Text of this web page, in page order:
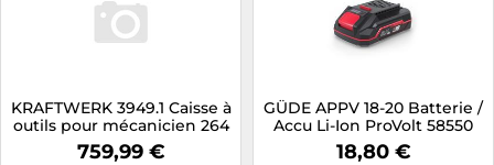
KRAFTWERK 3949.1 Caisse à
outils pour mécanicien 264
outils
759,99 €
GÜDE APPV 18-20 Batterie /
Accu Li-Ion ProVolt 58550
18,80 €